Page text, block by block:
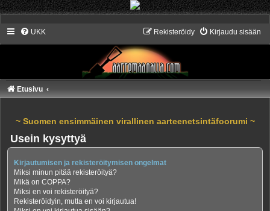
UKK Kirjaudu sisään
Rekisteröidy
Etusivu
~ Suomen ensimmäinen virallinen aarteenetsintäfoorumi ~
Usein kysyttyä
Kirjautumisen ja rekisteröitymisen ongelmat
Miksi minun pitää rekisteröityä?
Mikä on COPPA?
Miksi en voi rekisteröityä?
Rekisteröidyin, mutta en voi kirjautua!